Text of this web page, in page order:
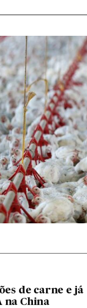
de carne e já
na China